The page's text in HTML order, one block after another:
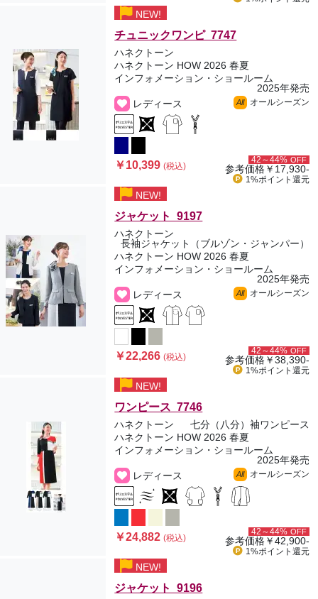
NEW!
チュニックワンピ 7747
ハネクトーン
ハネクトーン HOW 2026 春夏
インフォメーション・ショールーム
2025年発売
レディース
All オールシーズン
￥10,399(税込)
42～44% OFF
参考価格￥17,930-
1%ポイント 還元
NEW!
ジャケット 9197
ハネクトーン
長袖ジャケット（ブルゾン・ジャンパー）
ハネクトーン HOW 2026 春夏
インフォメーション・ショールーム
2025年発売
レディース
All オールシーズン
￥22,266(税込)
42～44% OFF
参考価格￥38,390-
1%ポイント 還元
NEW!
ワンピース 7746
ハネクトーン
七分（八分）袖ワンピース
ハネクトーン HOW 2026 春夏
インフォメーション・ショールーム
2025年発売
レディース
All オールシーズン
￥24,882(税込)
42～44% OFF
参考価格￥42,900-
1%ポイント 還元
NEW!
ジャケット 9196